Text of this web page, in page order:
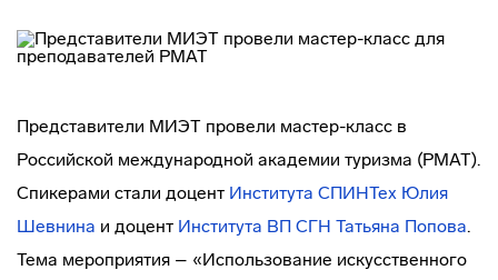
Представители МИЭТ провели мастер-класс в
Российской международной академии туризма (РМАТ).
Спикерами стали доцент Института СПИНТех Юлия
Шевнина и доцент Института ВП СГН Татьяна Попова.
Тема мероприятия – «Использование искусственного